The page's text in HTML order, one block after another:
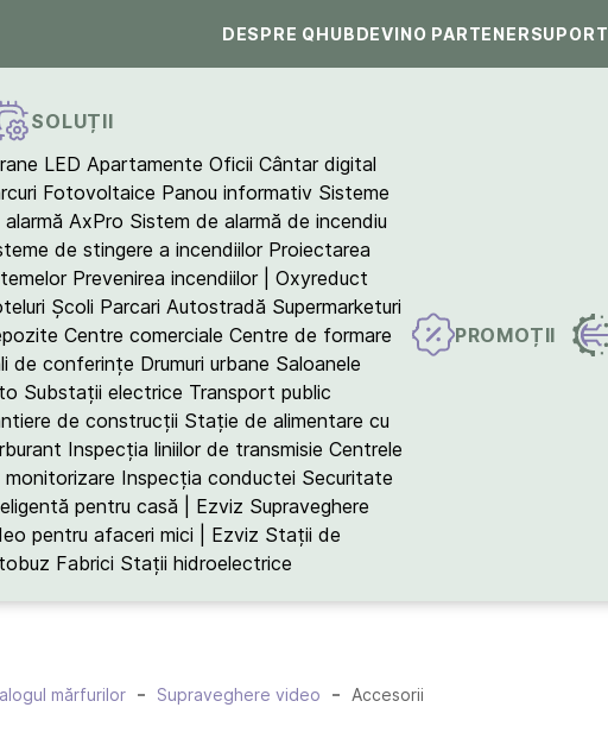
DESPRE QHUBDEVINO PARTENERSUPORT
SOLUȚII
LED Apartamente Oficii Cântar digital
Fotovoltaice Panou informativ Sisteme
alarmă AxPro Sistem de alarmă de incendiu
de stingere a incendiilor Proiectarea
Prevenirea incendiilor | Oxyreduct
Școli Parcari Autostradă Supermarketuri
Centre comerciale Centre de formare
de conferințe Drumuri urbane Saloanele
Substații electrice Transport public
de construcții Stație de alimentare cu
Inspecția liniilor de transmisie Centrele
monitorizare Inspecția conductei Securitate
pentru casă | Ezviz Supraveghere
pentru afaceri mici | Ezviz Stații de
Fabrici Stații hidroelectrice
PROMOȚII
mărfurilor Supraveghere video Accesorii